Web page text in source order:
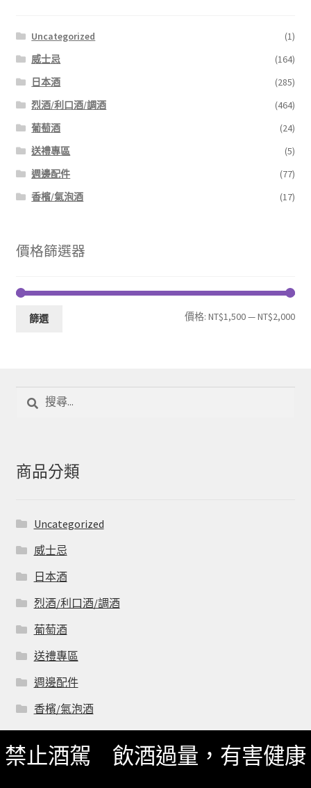
Uncategorized
(1)
威士忌
(164)
日本酒
(285)
烈酒/利口酒/調酒
(464)
葡萄酒
(24)
送禮專區
(5)
週邊配件
(77)
香檳/氣泡酒
(17)
價格篩選器
最
格
最
格
篩選 價格:NT$1,500—NT$2,000
字:
商品分類
Uncategorized
威士忌
日本酒
烈酒/利口酒/調酒
葡萄酒
送禮專區
週邊配件
香檳/氣泡酒
聯絡我們
禁止酒駕 飲酒過量，有害健康